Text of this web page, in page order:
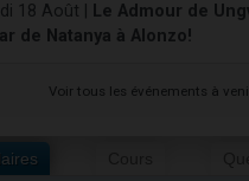
18 Août |
Le Admour de
de Natanya à Alonzo!
Voir tous les événements à